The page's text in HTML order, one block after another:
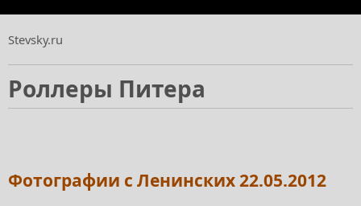
Stevsky.ru
Роллеры Питера
Фотографии с Ленинских 22.05.2012